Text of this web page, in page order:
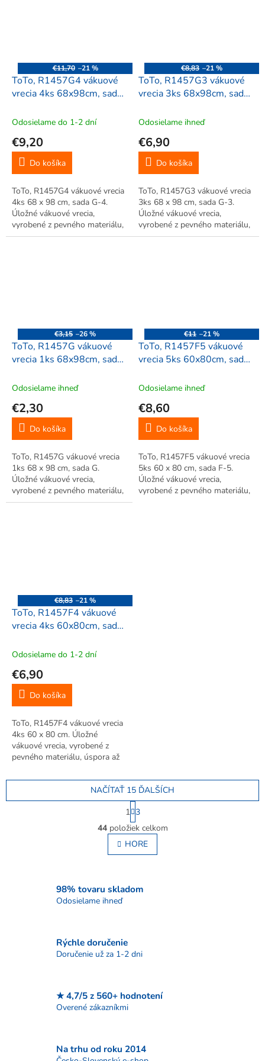
€11,70 –21 %
ToTo, R1457G4 vákuové
vrecia 4ks 68x98cm, sada
Odosielame do 1-2 dní
€9,20
Do košíka
ToTo, R1457G4 vákuové vrecia
4ks 68 x 98 cm, sada G-4.
Úložné vákuové vrecia,
vyrobené z pevného materiálu,
úspora až 75% miesta. Veľká
€8,83 –21 %
ToTo, R1457G3 vákuové
vrecia 3ks 68x98cm, sada
Odosielame ihneď
€6,90
Do košíka
ToTo, R1457G3 vákuové vrecia
3ks 68 x 98 cm, sada G-3.
Úložné vákuové vrecia,
vyrobené z pevného materiálu,
úspora až 75% miesta. Veľká
€3,15 –26 %
ToTo, R1457G vákuové
vrecia 1ks 68x98cm, sada
Odosielame ihneď
€2,30
Do košíka
ToTo, R1457G vákuové vrecia
1ks 68 x 98 cm, sada G.
Úložné vákuové vrecia,
vyrobené z pevného materiálu,
úspora až 75% miesta. Veľká
€11 –21 %
ToTo, R1457F5 vákuové
vrecia 5ks 60x80cm, sada
Odosielame ihneď
€8,60
Do košíka
ToTo, R1457F5 vákuové vrecia
5ks 60 x 80 cm, sada F-5.
Úložné vákuové vrecia,
vyrobené z pevného materiálu,
€8,83 –21 %
ToTo, R1457F4 vákuové
vrecia 4ks 60x80cm, sada
Odosielame do 1-2 dní
€6,90
Do košíka
ToTo, R1457F4 vákuové vrecia
4ks 60 x 80 cm. Úložné
vákuové vrecia, vyrobené z
pevného materiálu, úspora až
miesta, vhodné pre
uskladnenie sezónneho
oblečenia. Jednoduché použitie.
O
v
l
á
c
k
ý
p
NAČÍTAŤ 15 ĎALŠÍCH
S
t
r
á
n
k
a
n
1 3
44položiek celkom
HORE
98% tovaru skladom
Odosielame ihneď
Rýchle doručenie
Doručenie už za 1-2 dni
★ 4,7/5 z 560+ hodnotení
Overené zákazníkmi
Na trhu od roku 2014